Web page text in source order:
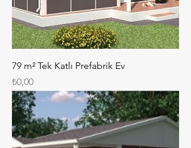
79 m² Tek Katlı Prefabrik Ev
Fiyat
₺0,00